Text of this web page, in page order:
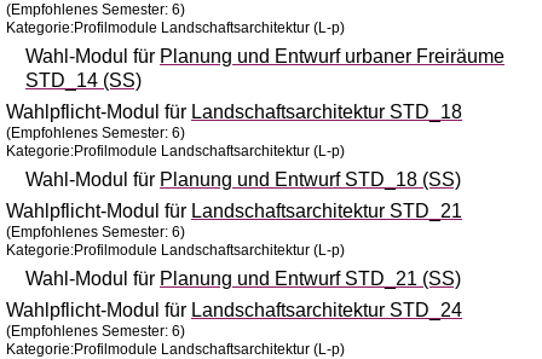
(Empfohlenes Semester: 6)
Kategorie:Profilmodule Landschaftsarchitektur (L-p)
Wahl-Modul für Planung und Entwurf urbaner Freiräume
STD_14 (SS)
Wahlpflicht-Modul für Landschaftsarchitektur STD_18
(Empfohlenes Semester: 6)
Kategorie:Profilmodule Landschaftsarchitektur (L-p)
Wahl-Modul für Planung und Entwurf STD_18 (SS)
Wahlpflicht-Modul für Landschaftsarchitektur STD_21
(Empfohlenes Semester: 6)
Kategorie:Profilmodule Landschaftsarchitektur (L-p)
Wahl-Modul für Planung und Entwurf STD_21 (SS)
Wahlpflicht-Modul für Landschaftsarchitektur STD_24
(Empfohlenes Semester: 6)
Kategorie:Profilmodule Landschaftsarchitektur (L-p)